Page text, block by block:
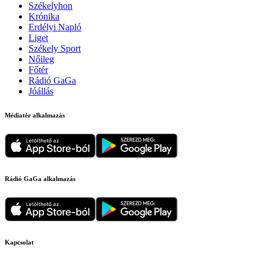
Székelyhon
Krónika
Erdélyi Napló
Liget
Székely Sport
Nőileg
Főtér
Rádió GaGa
Jóállás
Médiatér alkalmazás
Rádió GaGa alkalmazás
Kapcsolat